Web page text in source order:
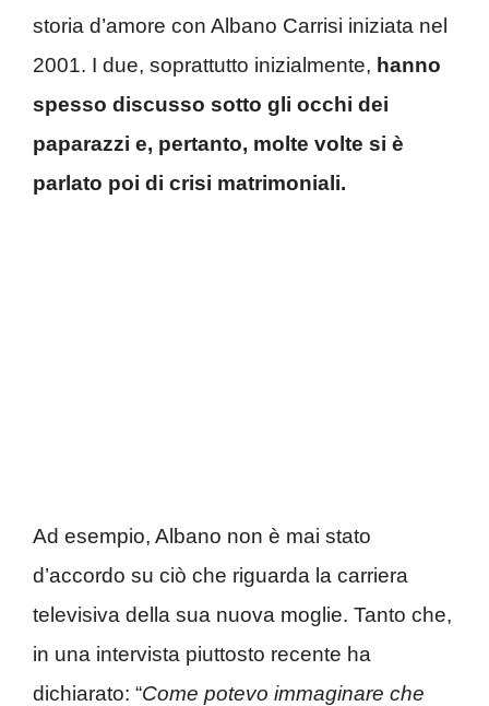
storia d’amore con Albano Carrisi iniziata nel
2001. I due, soprattutto inizialmente, hanno
spesso discusso sotto gli occhi dei
paparazzi e, pertanto, molte volte si è
parlato poi di crisi matrimoniali.
Ad esempio, Albano non è mai stato
d’accordo su ciò che riguarda la carriera
televisiva della sua nuova moglie. Tanto che,
in una intervista piuttosto recente ha
dichiarato: “Come potevo immaginare che